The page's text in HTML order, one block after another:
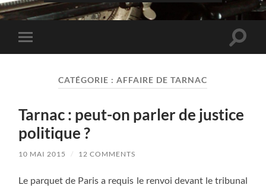
Toggle
mobile
Toggle
CATÉGORIE :AFFAIRE DE TARNAC
Tarnac : peut-on parler de justice
politique ?
10 MAI 2015 / 12 COMMENTS
Le parquet de Paris a requis le renvoi devant le tribunal